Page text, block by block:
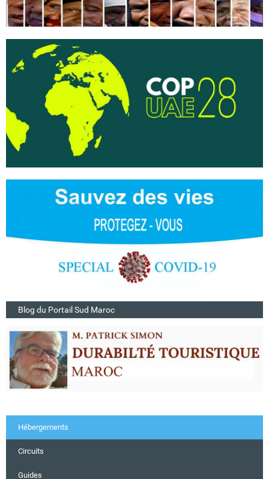
Blog du Portail Sud Maroc
Hébergements
Circuits
Guides